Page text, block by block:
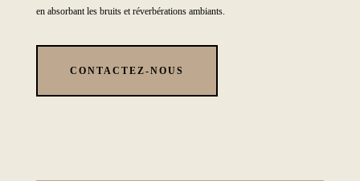
en absorbant les bruits et réverbérations ambiants.
CONTACTEZ-NOUS